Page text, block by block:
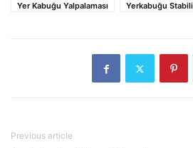
Yer Kabuğu Yalpalaması
Yerkabuğu
Previous article